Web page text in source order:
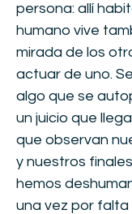
persona: allí
humano vive
mirada de los
actuar de uno.
algo que se
un juicio que
que observan
y nuestros
hemos
una vez por falta